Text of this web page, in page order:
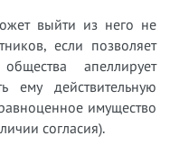
выйти из него не
если позволяет
апеллирует
ему действительную
имущество
согласия).